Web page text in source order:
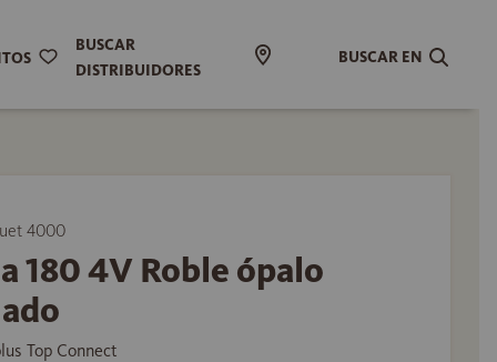
BUSCAR
DISTRIBUIDORES
BUSCAR EN
4000
180 4V Roble ópalo
Top Connect